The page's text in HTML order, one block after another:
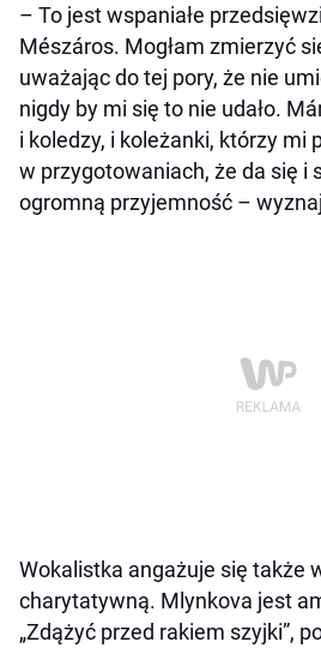
– To jest wspaniałe
Mészáros. Mogłam zmierzyć
uważając do tej pory, że nie
nigdy by mi się to nie udało.
i koledzy, i koleżanki, którzy mi
w przygotowaniach, że da się i
ogromną przyjemność –
Wokalistka angażuje się także
charytatywną. Mlynkova jest
„Zdążyć przed rakiem szyjki”,